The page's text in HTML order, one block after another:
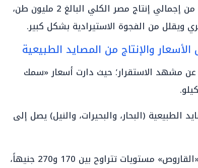
وحدها نحو 1.6 مليون طن سنوياً، من إجمالي إنتاج مصر الكلي البالغ 2 مليون طن،
ويقلل من الفجوة الاستيرادية بشكل كبير.
والإنتاج من المصايد الطبيعية
عن مشهد الاستقرار؛ حيث دارت أسعار «سمك
الطبيعية (البحار، والبحيرات، والنيل) يصل إلى
وفي ذات السياق، سجلت أسعار «القاروص» مستويات تتراوح بين 170 و270 جنيهاً،